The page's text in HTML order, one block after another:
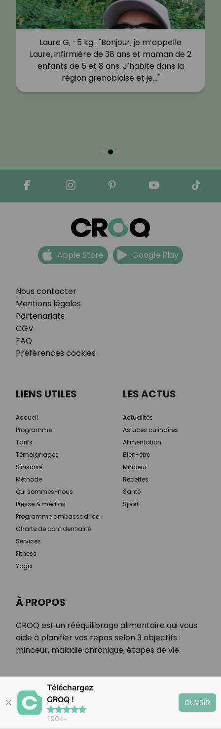
Laure G, -5 kg : "Bonjour, je m’appelle
Laure, infirmière de 38 ans et maman de 2
enfants de 5 et 8 ans. J’habite dans la
région grenobloise et je…"
Nous contacter
Mentions légales
Partenariats
CGV
FAQ
Préférences cookies
Apple Store Google Play
À PROPOS
CROQ est un rééquilibrage alimentaire qui vous
aide à planifier vos repas selon 3 objectifs :
minceur, maladie chronique, étapes de vie.
LIENS UTILES
Accueil
Programme
Tarifs
Témoignages
S'inscrire
Méthode
Qui sommes-nous
Presse & médias
Programme ambassadrice
Charte de confidentialité
Services
Fitness
Yoga
LES ACTUS
Actualités
Astuces culinaires
Alimentation
Bien-être
Minceur
Recettes
Santé
Sport
✕
Téléchargez
CROQ !
100k+
OUVRIR